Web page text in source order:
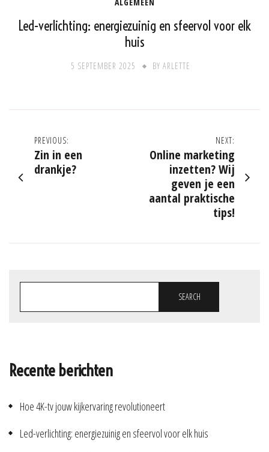
Led-verlichting: energiezuinig en sfeervol voor elk
huis
5 SEPTEMBER 2025 BY ARLETTE
Post
navigation
PREVIOUS:
Zin in een
drankje?
NEXT:
Online marketing
inzetten? Wij
geven je een
aantal praktische
tips!
SEARCH
Recente berichten
Hoe 4K-tv jouw kijkervaring revolutioneert
Led-verlichting: energiezuinig en sfeervol voor elk huis